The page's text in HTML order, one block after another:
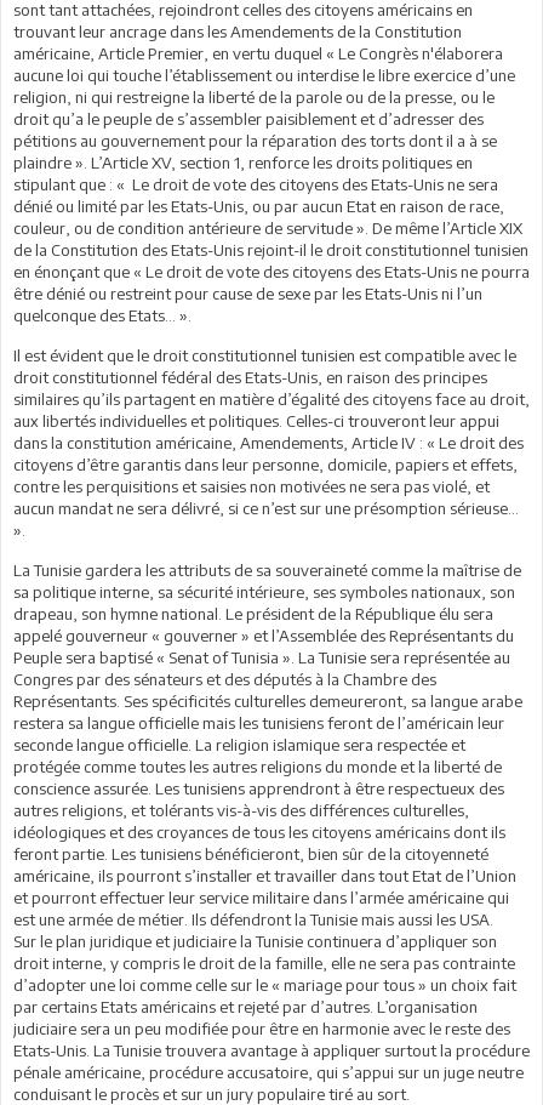
sont tant attachées, rejoindront celles des citoyens américains en
trouvant leur ancrage dans les Amendements de la Constitution
américaine, Article Premier, en vertu duquel « Le Congrès n'élaborera
aucune loi qui touche l’établissement ou interdise le libre exercice d’une
religion, ni qui restreigne la liberté de la parole ou de la presse, ou le
droit qu’a le peuple de s’assembler paisiblement et d’adresser des
pétitions au gouvernement pour la réparation des torts dont il a à se
plaindre ». L’Article XV, section 1, renforce les droits politiques en
stipulant que : « Le droit de vote des citoyens des Etats-Unis ne sera
dénié ou limité par les Etats-Unis, ou par aucun Etat en raison de race,
couleur, ou de condition antérieure de servitude ». De même l’Article XIX
de la Constitution des Etats-Unis rejoint-il le droit constitutionnel tunisien
en énonçant que « Le droit de vote des citoyens des Etats-Unis ne pourra
être dénié ou restreint pour cause de sexe par les Etats-Unis ni l’un
quelconque des Etats… ».
Il est évident que le droit constitutionnel tunisien est compatible avec le
droit constitutionnel fédéral des Etats-Unis, en raison des principes
similaires qu’ils partagent en matière d’égalité des citoyens face au droit,
aux libertés individuelles et politiques. Celles-ci trouveront leur appui
dans la constitution américaine, Amendements, Article IV : « Le droit des
citoyens d’être garantis dans leur personne, domicile, papiers et effets,
contre les perquisitions et saisies non motivées ne sera pas violé, et
aucun mandat ne sera délivré, si ce n’est sur une présomption sérieuse…
».
La Tunisie gardera les attributs de sa souveraineté comme la maîtrise de
sa politique interne, sa sécurité intérieure, ses symboles nationaux, son
drapeau, son hymne national. Le président de la République élu sera
appelé gouverneur « gouverner » et l’Assemblée des Représentants du
Peuple sera baptisé « Senat of Tunisia ». La Tunisie sera représentée au
Congres par des sénateurs et des députés à la Chambre des
Représentants. Ses spécificités culturelles demeureront, sa langue arabe
restera sa langue officielle mais les tunisiens feront de l’américain leur
seconde langue officielle. La religion islamique sera respectée et
protégée comme toutes les autres religions du monde et la liberté de
conscience assurée. Les tunisiens apprendront à être respectueux des
autres religions, et tolérants vis-à-vis des différences culturelles,
idéologiques et des croyances de tous les citoyens américains dont ils
feront partie. Les tunisiens bénéficieront, bien sûr de la citoyenneté
américaine, ils pourront s’installer et travailler dans tout Etat de l’Union
et pourront effectuer leur service militaire dans l’armée américaine qui
est une armée de métier. Ils défendront la Tunisie mais aussi les USA.
Sur le plan juridique et judiciaire la Tunisie continuera d’appliquer son
droit interne, y compris le droit de la famille, elle ne sera pas contrainte
d’adopter une loi comme celle sur le « mariage pour tous » un choix fait
par certains Etats américains et rejeté par d’autres. L’organisation
judiciaire sera un peu modifiée pour être en harmonie avec le reste des
Etats-Unis. La Tunisie trouvera avantage à appliquer surtout la procédure
pénale américaine, procédure accusatoire, qui s’appui sur un juge neutre
conduisant le procès et sur un jury populaire tiré au sort.